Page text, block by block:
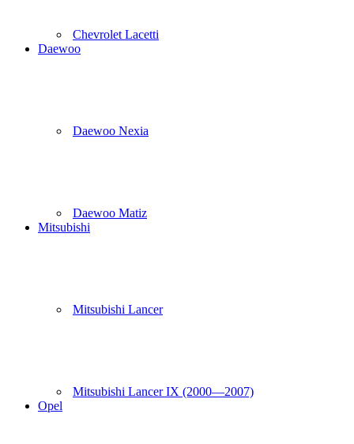
Chevrolet Lacetti
Daewoo
Daewoo Nexia
Daewoo Matiz
Mitsubishi
Mitsubishi Lancer
Mitsubishi Lancer IX (2000—2007)
Opel